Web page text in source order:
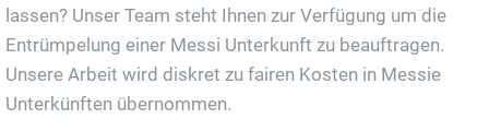
lassen? Unser Team steht Ihnen zur Verfügung um die
Entrümpelung einer Messi Unterkunft zu beauftragen.
Unsere Arbeit wird diskret zu fairen Kosten in Messie
Unterkünften übernommen.